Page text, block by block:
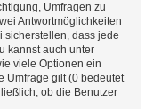
Umfragen zu
Antwortmöglichkeiten
dass jede
kannst auch unter
viele Optionen ein
Umfrage gilt (0 bedeutet
ob die Benutzer